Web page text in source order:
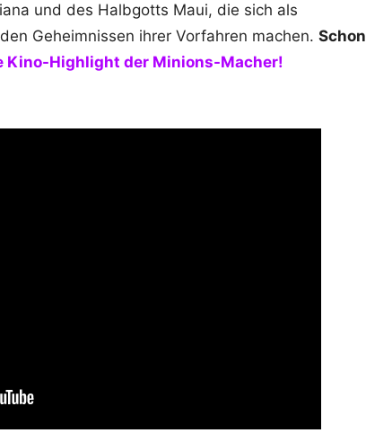
und des Halbgotts Maui, die sich als
Geheimnissen ihrer Vorfahren machen. Schon
Kino-Highlight der Minions-Macher!